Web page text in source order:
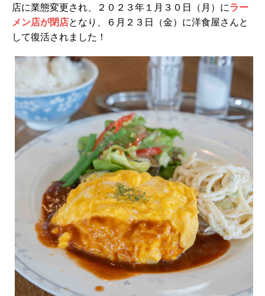
店に業態変更され、２０２３年１月３０日（月）にラー
メン店が閉店となり、６月２３日（金）に洋食屋さんと
して復活されました！